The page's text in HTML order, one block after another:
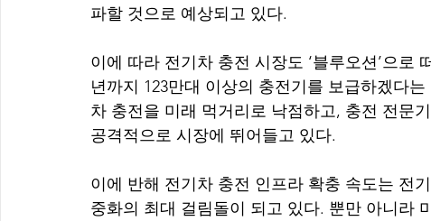
파할 것으로 예상되고 있다.
이에 따라 전기차 충전 시장도 ‘블루오션’으로
년까지 123만대 이상의 충전기를 보급하겠다
차 충전을 미래 먹거리로 낙점하고, 충전 전문
공격적으로 시장에 뛰어들고 있다.
이에 반해 전기차 충전 인프라 확충 속도는 전
중화의 최대 걸림돌이 되고 있다. 뿐만 아니라